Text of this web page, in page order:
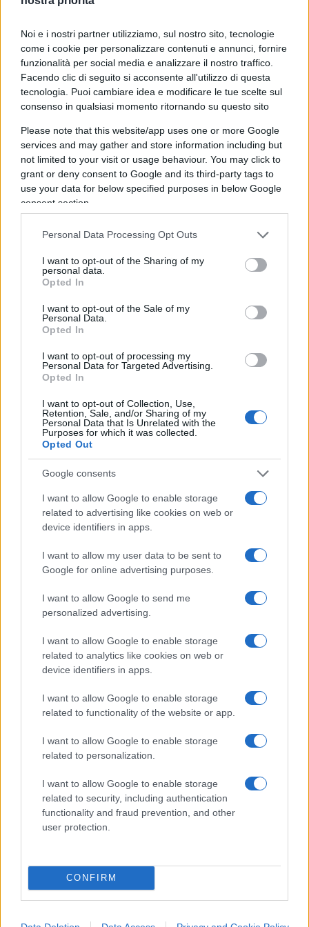
Noi e i nostri partner utilizziamo, sul nostro sito, tecnologie
come i cookie per personalizzare contenuti e annunci, fornire
funzionalità per social media e analizzare il nostro traffico.
Facendo clic di seguito si acconsente all'utilizzo di questa
tecnologia. Puoi cambiare idea e modificare le tue scelte sul
consenso in qualsiasi momento ritornando su questo sito
Please note that this website/app uses one or more Google
services and may gather and store information including but
not limited to your visit or usage behaviour. You may click to
grant or deny consent to Google and its third-party tags to
use your data for below specified purposes in below Google
consent section.
Personal Data Processing Opt Outs
I want to opt-out of the Sharing of my
personal data.
Opted In
I want to opt-out of the Sale of my
Personal Data.
Opted In
I want to opt-out of processing my
Personal Data for Targeted Advertising.
Opted In
I want to opt-out of Collection, Use,
Retention, Sale, and/or Sharing of my
Personal Data that Is Unrelated with the
Purposes for which it was collected.
Opted Out
Google consents
I want to allow Google to enable storage
related to advertising like cookies on web or
device identifiers in apps.
I want to allow my user data to be sent to
Google for online advertising purposes.
I want to allow Google to send me
personalized advertising.
I want to allow Google to enable storage
related to analytics like cookies on web or
device identifiers in apps.
I want to allow Google to enable storage
related to functionality of the website or app.
I want to allow Google to enable storage
related to personalization.
I want to allow Google to enable storage
related to security, including authentication
functionality and fraud prevention, and other
user protection.
CONFIRM
Monetario Internazionale, le entrate fiscali sul Pil
La tassazione sulle imprese è particolarmente
pesante: quasi la metà delle entrate fiscali
spagnole proviene dalle imprese, ben oltre la
media Ue. Questa pressione fiscale elevata
scoraggia gli investimenti produttivi, soffoca la
competitività e riduce la capacità delle imprese di
generare valore reale.
Criminalità straniera
appare correlata agli sbilanci demografici: l’INE
segnala un tasso di condanna per stranieri di 14,6
per 1.000 abitanti over 18, rispetto a 5,8 per gli
spagnoli. In città come Barcellona, fonti locali
indicano che
arrestati è straniero, con una quota significativa
nei reati gravi.
Il controllo sugli affitti
La pressione abitativa è accentuata dalla
Vivienda: i controlli sugli affitti hanno spinto molti
ritirare immobili dal mercato
lungo termine o destinarli all’affitto turistico,
riducendo l’offerta. Il risultato è che molti inquilini
l’affitto, e i giovani destinano oltre il 60 per cento
del proprio reddito all’abitazione.
Disoccupazione
Il mercato del lavoro presenta ulteriori fragilità: le
condizioni di lavoro sono spesso precarie, la
disoccupazione giovanilesupera il 26 per cento,
e i salari reali restano stagnanti. Le politiche
stataliste, l’elevata tassazione e le barriere
investimenti, riducendo la capacità del Paese di
crescere in maniera sostenibile.
L’intero modello di crescita spagnolo appare così
come un miraggio: numeri imponenti che fanno